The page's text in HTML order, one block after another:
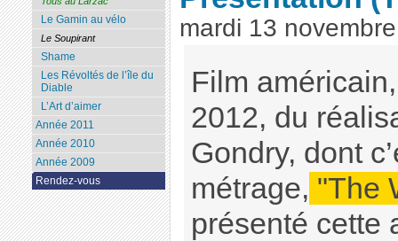
mardi 13
Film
2012, du
Gondry, dont
métrage, "The
présenté cette
Le Gamin au vélo
Le Soupirant
Shame
Les Révoltés de l’île du
Diable
L’Art d’aimer
Année 2011
Année 2010
Année 2009
Rendez-vous